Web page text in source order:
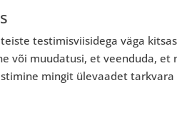
testimisviisidega väga
või muudatusi, et veenduda,
mingit ülevaadet